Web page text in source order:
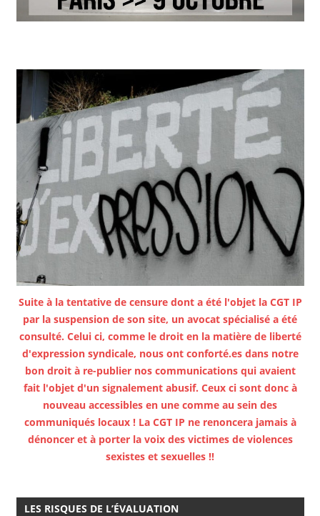
Suite à la tentative de censure dont a été l'objet la CGT IP
par la suspension de son site, un avocat spécialisé a été
consulté. Celui ci, comme le droit en la matière de liberté
d'expression syndicale, nous ont conforté.es dans notre
bon droit à re-publier nos communications qui avaient
fait l'objet d'un signalement abusif. Ceux ci sont donc à
nouveau accessibles en une comme au sein des
communiqués locaux ! La CGT IP ne renoncera jamais à
dénoncer et à porter la voix des victimes de violences
sexistes et sexuelles !!
LES RISQUES DE L’ÉVALUATION